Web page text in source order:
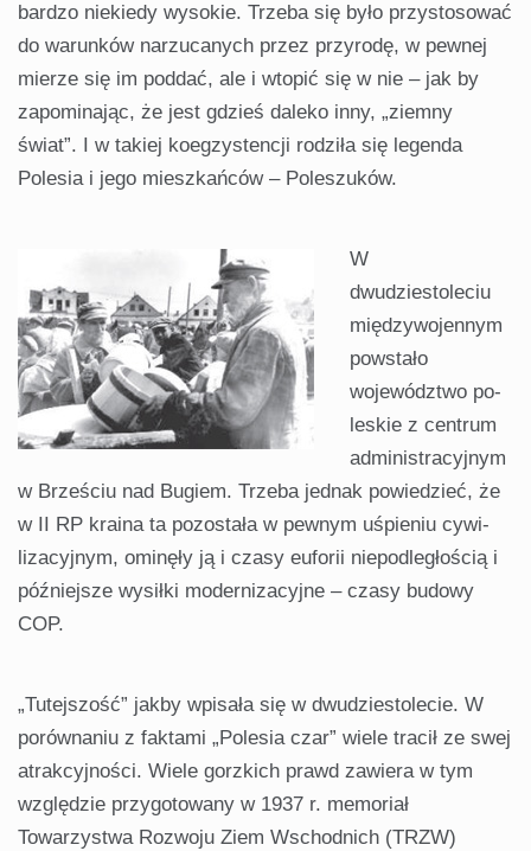
bardzo nie­kiedy wysokie. Trzeba się było przy­stosować
do warunków narzucanych przez przyrodę, w pewnej
mierze się im poddać, ale i wtopić się w nie – jak­ by
zapominając, że jest gdzieś daleko inny, „ziemny
świat”. I w takiej koeg­zystencji rodziła się legenda
Polesia i jego mieszkańców – Poleszuków.
W
dwudziestoleciu
międzywo­jennym
powstało
województwo po­
leskie z centrum
administracyjnym
w Brześciu nad Bugiem. Trzeba jed­nak powiedzieć, że
w II RP kraina ta pozostała w pewnym uśpieniu cywi­
lizacyjnym, ominęły ją i czasy euforii niepodległością i
późniejsze wysiłki modernizacyjne – czasy budowy
COP.
„Tutejszość” jakby wpisała się w dwu­dziestolecie. W
porównaniu z fakta­mi „Polesia czar” wiele tracił ze swej
atrakcyjności. Wiele gorzkich prawd zawiera w tym
względzie przygotowa­ny w 1937 r. memoriał
Towarzystwa Rozwoju Ziem Wschodnich (TRZW)